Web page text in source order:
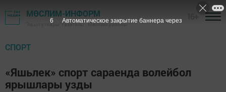
МӨСЛИМ-ИНФОРМ
"Авыл утлары" газетасы - Мөслим районы
СПОРТ
«Яшьлек» спорт сараенда волейбол
ярышлары узды
5 Автоматическое закрытие баннера через